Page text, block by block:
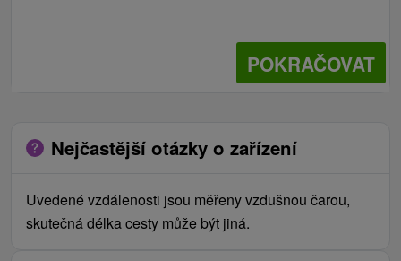
POKRAČOVAT
Nejčastější otázky o zařízení
Uvedené vzdálenosti jsou měřeny vzdušnou čarou,
skutečná délka cesty může být jiná.